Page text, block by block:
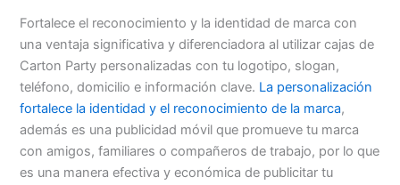
Fortalece el reconocimiento y la identidad de marca con
una ventaja significativa y diferenciadora al utilizar cajas de
Carton Party personalizadas con tu logotipo, slogan,
teléfono, domicilio e información clave. La personalización
fortalece la identidad y el reconocimiento de la marca,
además es una publicidad móvil que promueve tu marca
con amigos, familiares o compañeros de trabajo, por lo que
es una manera efectiva y económica de publicitar tu